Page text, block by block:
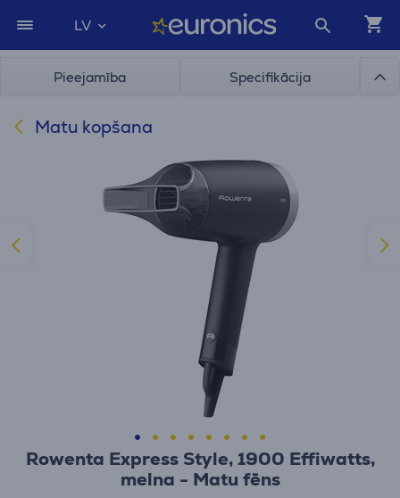
LV
Pieejamība Specifikācija
Matu kopšana
Rowenta Express Style, 1900 Effiwatts,
melna - Matu fēns